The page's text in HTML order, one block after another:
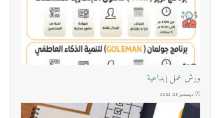
ورش عمل إبداعية
ديسمبر 28, 2025